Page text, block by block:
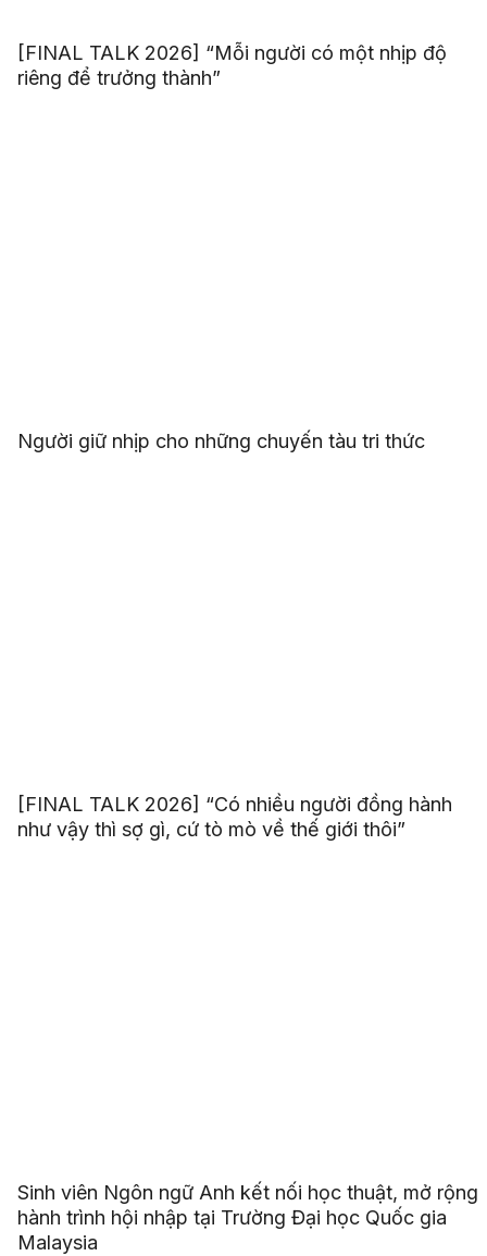
[FINAL TALK 2026] “Mỗi người có một nhịp độ
riêng để trưởng thành”
Người giữ nhịp cho những chuyến tàu tri thức
[FINAL TALK 2026] “Có nhiều người đồng hành
như vậy thì sợ gì, cứ tò mò về thế giới thôi”
Sinh viên Ngôn ngữ Anh kết nối học thuật, mở rộng
hành trình hội nhập tại Trường Đại học Quốc gia
Malaysia